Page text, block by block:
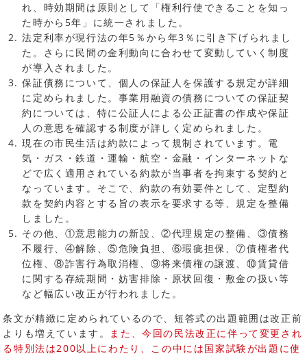
れ、時効期間は原則として「権利行使できることを知っ
た時から5年」に統一されました。
法定利率が現行法の年5％から年3％に引き下げられまし
た。さらに民間の金利動向に合わせて変動していく制度
が導入されました。
保証債務について、個人の保証人を保護する規定が詳細
に定められました。事業用融資の債務についての保証契
約については、特に公証人による公正証書の作成や保証
人の意思を確認する制度が詳しく定められました。
現在の市民生活は約款によって規制されています。電
気・ガス・鉄道・運輸・航空・金融・インターネットな
どで広く適用されている約款が当事者を拘束する契約と
なっています。そこで、約款の有効要件として、定型約
款を契約内容とする旨の表示を要求する等、規定を整備
しました。
その他、①意思能力の新設、②代理規定の整備、③債務
不履行、④解除、⑤危険負担、⑥瑕疵担保、⑦債権者代
位権、⑧詐害行為取消権、⑨将来債権の譲渡、⑩賃貸借
に関する存続期間・妨害排除・原状回復・敷金の扱い等
など幅広い改正が行われました。
条文が精緻に定められているので、短答式の出題範囲は改正前
よりも増えています。 また、今回の民法改正に伴って変更され
る特別法は200以上にわたり、この中には国家試験が出題に使